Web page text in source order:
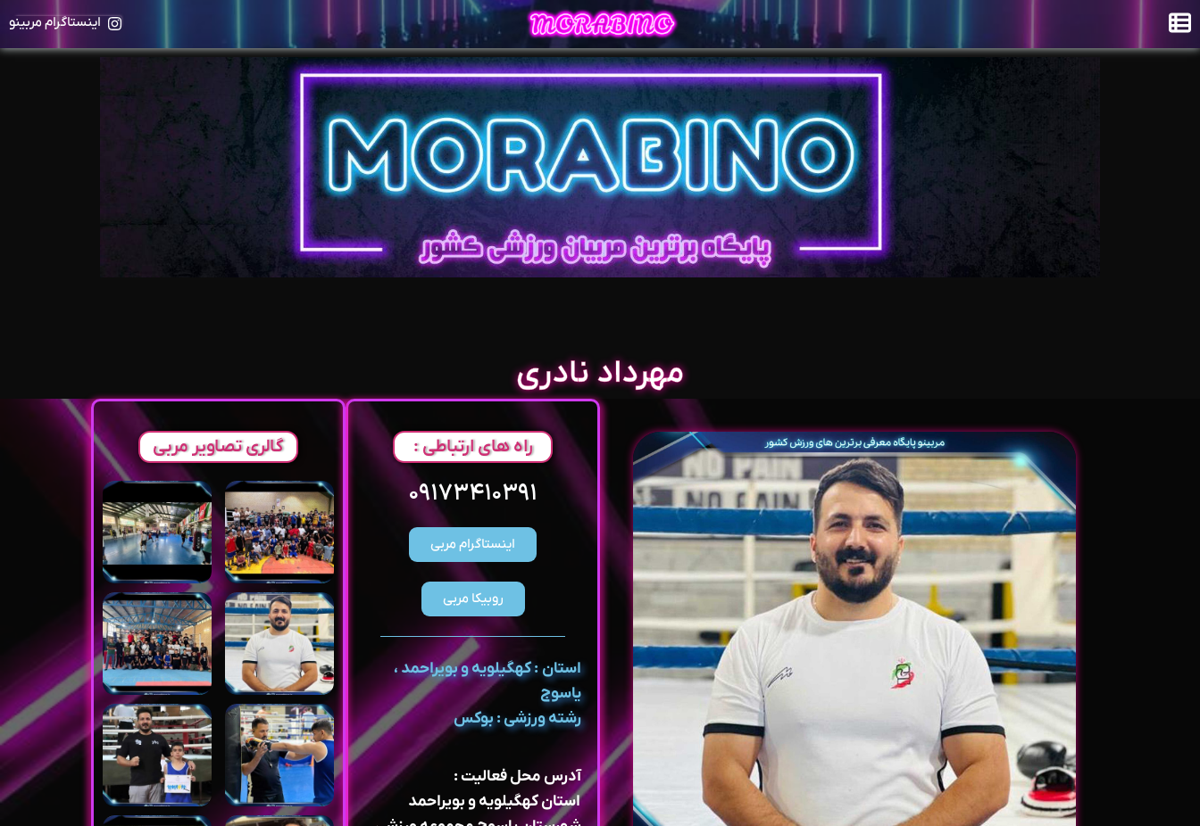
اینستاگرام مربینو
مهرداد نادری
راه های ارتباطی :
۰۹۱۷۳۴۱۰۳۹۱
اینستاگرام مربی
روبیکا مربی
استان : کهگیلویه و بویراحمد ،
یاسوج
رشته ورزشی : بوکس
آدرس محل فعالیت :
استان کهگیلویه و بویراحمد
گالری تصاویر مربی